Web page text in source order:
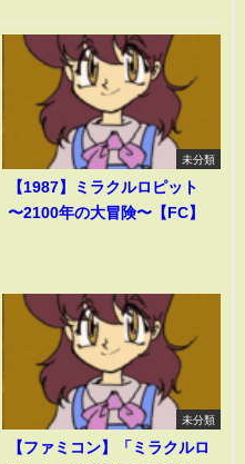
未分類
【1987】ミラクルロピット
〜2100年の大冒険〜【FC】
未分類
【ファミコン】「ミラクルロ